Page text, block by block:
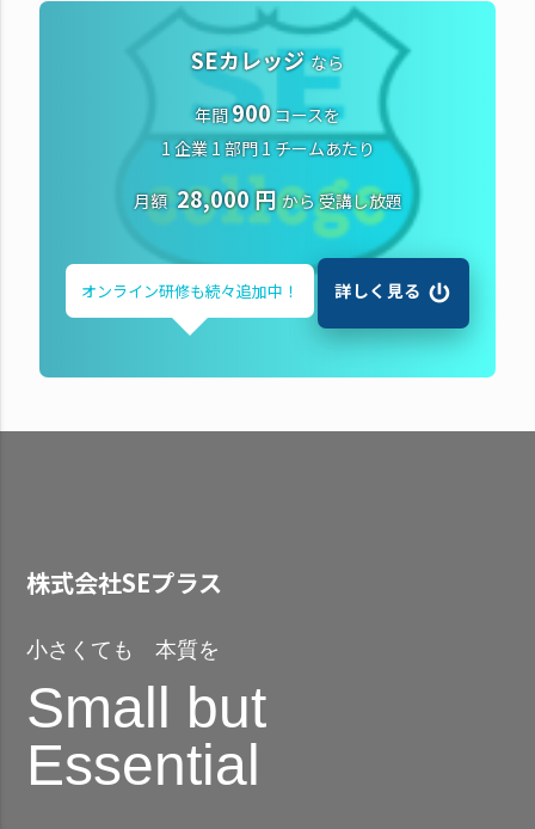
SEカレッジ なら
年間900コースを
1 企業 1 部門 1 チームあたり
月額 28,000 円 から受講し放題
オンライン研修も続々追加中！ 詳しく見る
株式会社SEプラス
小さくても 本質を
Small but
Essential